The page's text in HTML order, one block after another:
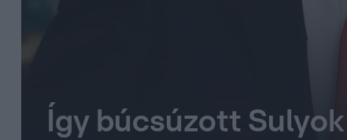
Így búcsúzott